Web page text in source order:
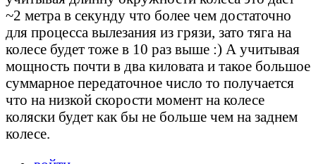
~2 метра в секунду что более чем достаточно
для процесса вылезания из грязи, зато тяга на
колесе будет тоже в 10 раз выше :) А учитывая
мощность почти в два киловата и такое большое
суммарное передаточное число то получается
что на низкой скорости момент на колесе
коляски будет как бы не больше чем на заднем
колесе.